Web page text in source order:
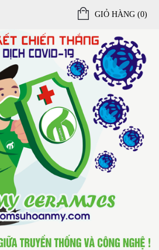
GIỎ HÀNG (0)